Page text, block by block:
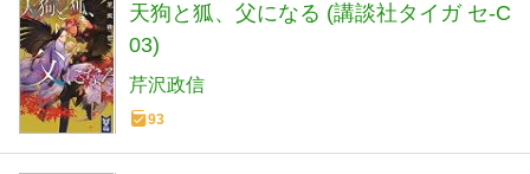
天狗と狐、父になる (講談社タイガ セ-C
03)
芹沢政信
93